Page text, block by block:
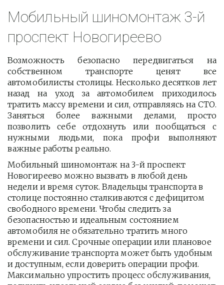
Мобильный шиномонтаж 3-й
проспект Новогиреево
Возможность безопасно передвигаться на
собственном транспорте ценят все
автомобилисты столицы. Несколько десятков лет
назад на уход за автомобилем приходилось
тратить массу времени и сил, отправляясь на СТО.
Заняться более важными делами, просто
позволить себе отдохнуть или пообщаться с
нужными людьми, пока профи выполняют
важные работы реально.
Мобильный шиномонтаж на 3-й проспект
Новогиреево можно вызвать в любой день
недели и время суток. Владельцы транспорта в
столице постоянно сталкиваются с дефицитом
свободного времени. Чтобы следить за
безопасностью и идеальным состоянием
автомобиля не обязательно тратить много
времени и сил. Срочные операции или плановое
обслуживание транспорта может быть удобным
и доступным, если доверить операции профи.
Максимально упростить процесс обслуживания,